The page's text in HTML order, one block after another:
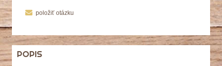
položiť otázku
POPIS